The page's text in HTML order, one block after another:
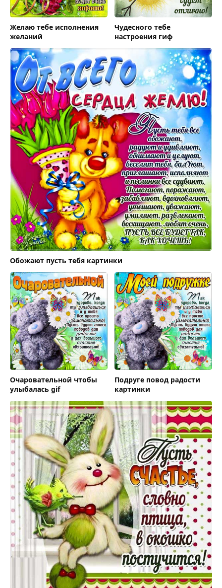
Желаю тебе исполнения
желаний
Чудесного тебе
настроения гиф
Обожают пусть тебя картинки
Очаровательной чтобы
улыбалась gif
Подруге повод радости
картинки